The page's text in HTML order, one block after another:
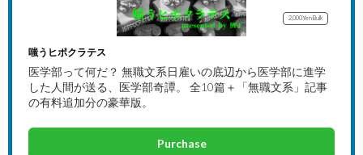
2,000YenBulk
嗤うヒポクラテス
医学部って何だ？ 無職文系日雇いの底辺から医学部に進学
した人間が送る、医学部奇譚。 全10篇＋「無職文系」記事
の有料追加分の豪華版。
Purchase